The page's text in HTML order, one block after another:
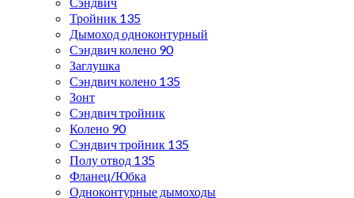
Тройник 135
Дымоход одноконтурный
Сэндвич колено 90
Заглушка
Сэндвич колено 135
Зонт
Сэндвич тройник
Колено 90
Сэндвич тройник 135
Полу отвод 135
Фланец/Юбка
Одноконтурные дымоходы